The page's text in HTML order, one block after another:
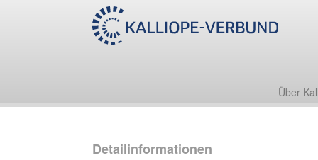
Über
Detailinformationen